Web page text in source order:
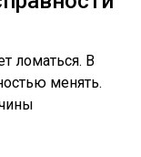
ломаться. В
менять.